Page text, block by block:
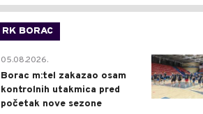
RK BORAC
05.08.2026.
Borac m:tel zakazao osam
kontrolnih utakmica pred
početak nove sezone